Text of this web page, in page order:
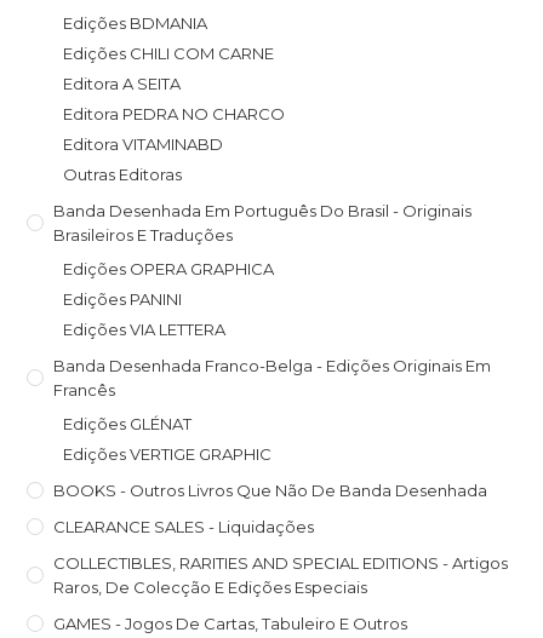
Edições BDMANIA
Edições CHILI COM CARNE
Editora A SEITA
Editora PEDRA NO CHARCO
Editora VITAMINABD
Outras Editoras
Banda Desenhada Em Português Do Brasil - Originais
Brasileiros E Traduções
Edições OPERA GRAPHICA
Edições PANINI
Edições VIA LETTERA
Banda Desenhada Franco-Belga - Edições Originais Em
Francês
Edições GLÉNAT
Edições VERTIGE GRAPHIC
BOOKS - Outros Livros Que Não De Banda Desenhada
CLEARANCE SALES - Liquidações
COLLECTIBLES, RARITIES AND SPECIAL EDITIONS - Artigos
Raros, De Colecção E Edições Especiais
GAMES - Jogos De Cartas, Tabuleiro E Outros